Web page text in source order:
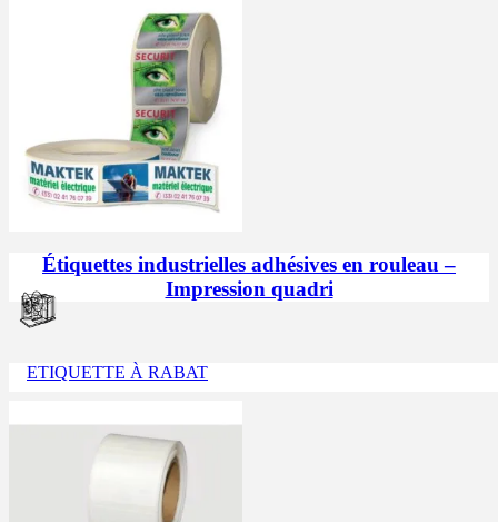
Étiquettes industrielles adhésives en rouleau –
Impression quadri
ETIQUETTE À RABAT